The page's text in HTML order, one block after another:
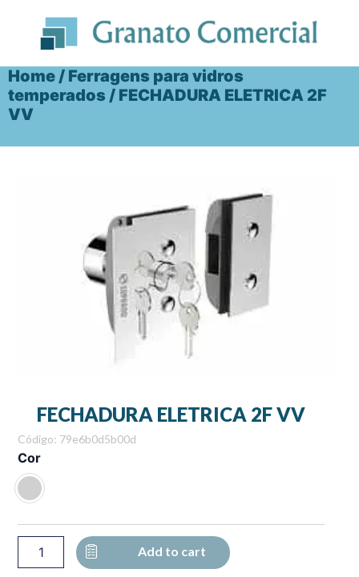
conteúdo
Home / Ferragens para vidros
temperados / FECHADURA ELETRICA 2F
VV
FECHADURA ELETRICA 2F VV
Código: 79e6b0d5b00d
Cor
FECHADURA
ELETRICA
2F
VV
Add to cart